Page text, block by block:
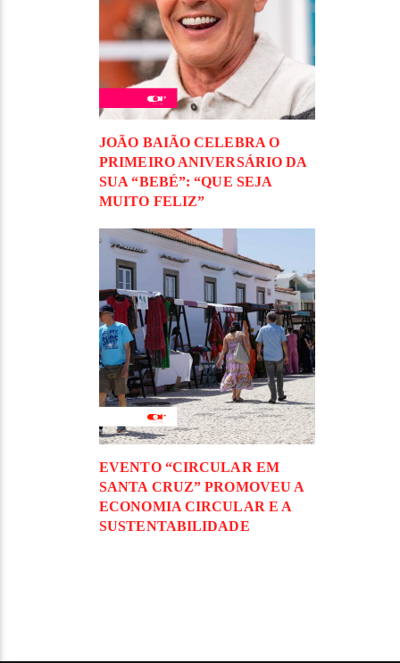
JOÃO BAIÃO CELEBRA O
PRIMEIRO ANIVERSÁRIO DA
SUA “BEBÉ”: “QUE SEJA
MUITO FELIZ”
EVENTO “CIRCULAR EM
SANTA CRUZ” PROMOVEU A
ECONOMIA CIRCULAR E A
SUSTENTABILIDADE